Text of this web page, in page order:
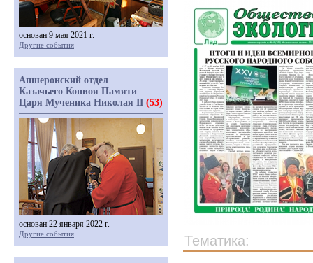
Тематика:
основан 9 мая 2021 г.
Другие события
Апшеронский отдел
Казачьего Конвоя Памяти
Царя Мученика Николая II (53)
основан 22 января 2022 г.
Другие события